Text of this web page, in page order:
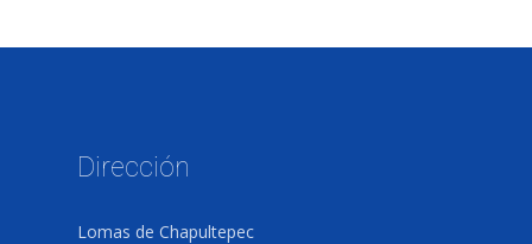
Dirección
Lomas de Chapultepec